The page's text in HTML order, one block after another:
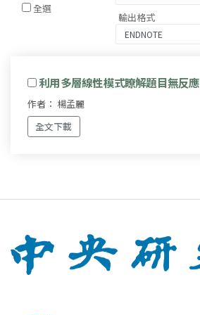
全選
輸出格式
利用多層線性模式瞭解題目無反應
作者： 楊孟麗
全文下載